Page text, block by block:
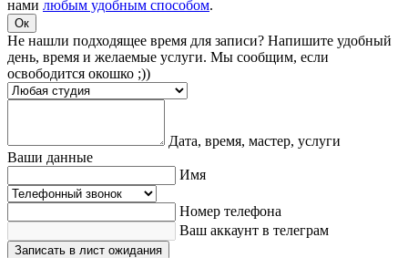
нами любым удобным способом.
Ок
Не нашли подходящее время для записи? Напишите удобный
день, время и желаемые услуги. Мы сообщим, если
освободится окошко ;))
Дата, время, мастер, услуги
Ваши данные
Имя
Номер телефона
Ваш аккаунт в телеграм
Записать в лист ожидания